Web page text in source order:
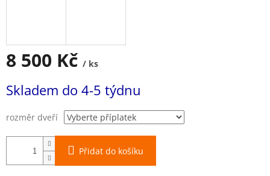
8 500 Kč / ks
cena:
Skladem do 4-5 týdnu
rozměr dveří
Přidat do košíku